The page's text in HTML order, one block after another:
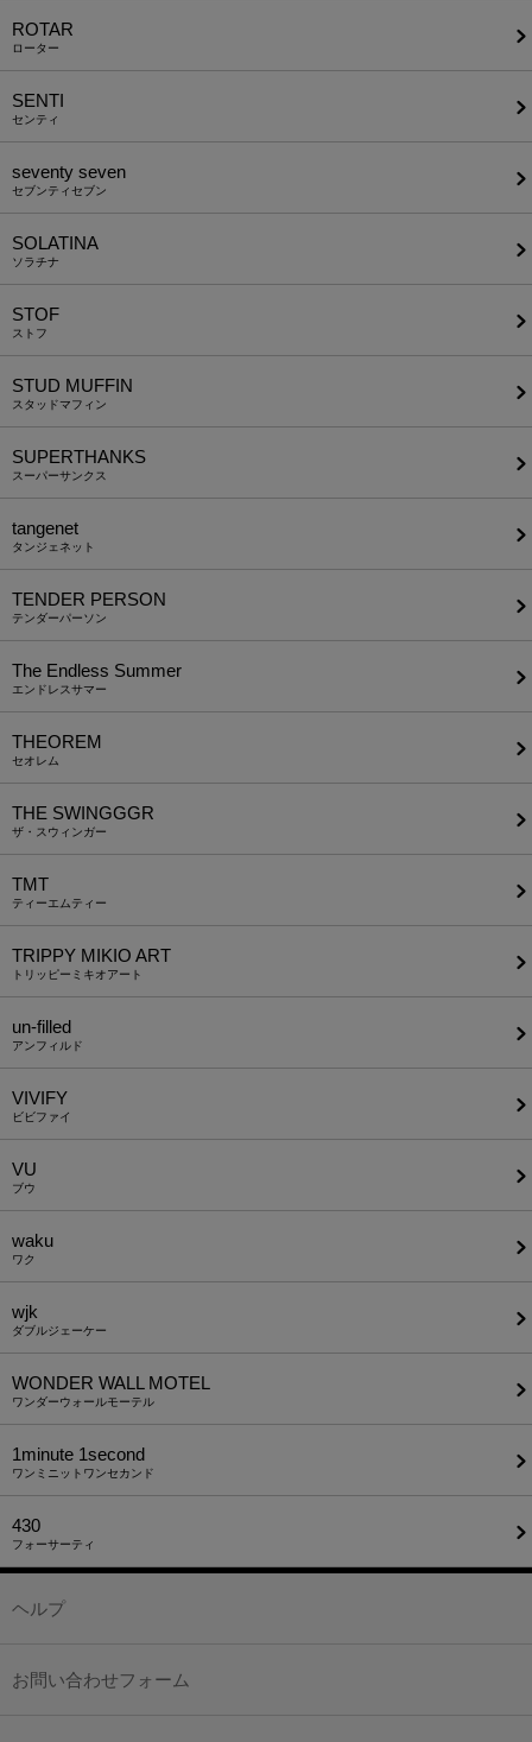
ROTAR
ローター
SENTI
センティ
seventy seven
セブンティセブン
SOLATINA
ソラチナ
STOF
ストフ
STUD MUFFIN
スタッドマフィン
SUPERTHANKS
スーパーサンクス
tangenet
タンジェネット
TENDER PERSON
テンダーパーソン
The Endless Summer
エンドレスサマー
THEOREM
セオレム
THE SWINGGGR
ザ・スウィンガー
TMT
ティーエムティー
TRIPPY MIKIO ART
トリッピーミキオアート
un-filled
アンフィルド
VIVIFY
ビビファイ
VU
ブウ
waku
ワク
wjk
ダブルジェーケー
WONDER WALL MOTEL
ワンダーウォールモーテル
1minute​ 1second
ワンミニットワンセカンド
430
フォーサーティ
ヘルプ
お問い合わせフォーム